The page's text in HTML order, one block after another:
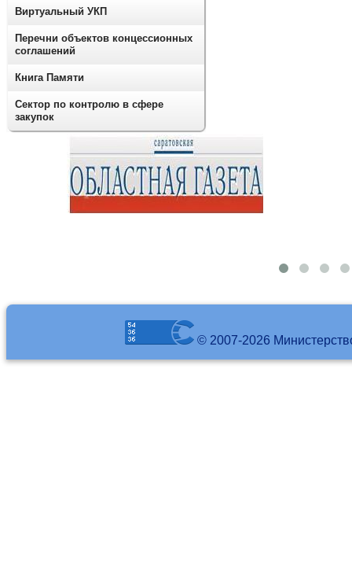
Виртуальный УКП
Перечни объектов концессионных
соглашений
Книга Памяти
Сектор по контролю в сфере
закупок
© 2007-2026